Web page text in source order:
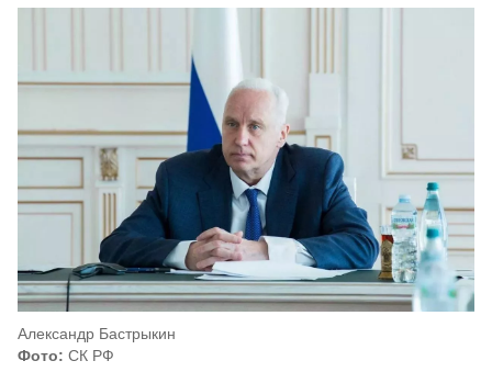
Александр Бастрыкин
Фото: СК РФ